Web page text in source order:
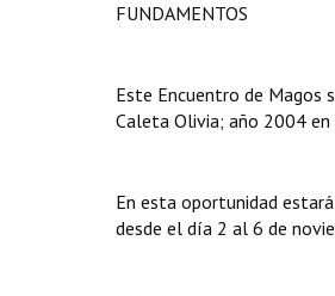
FUNDAMENTOS
Este Encuentro de Magos
Caleta Olivia; año 2004 en
En esta oportunidad
desde el día 2 al 6 de